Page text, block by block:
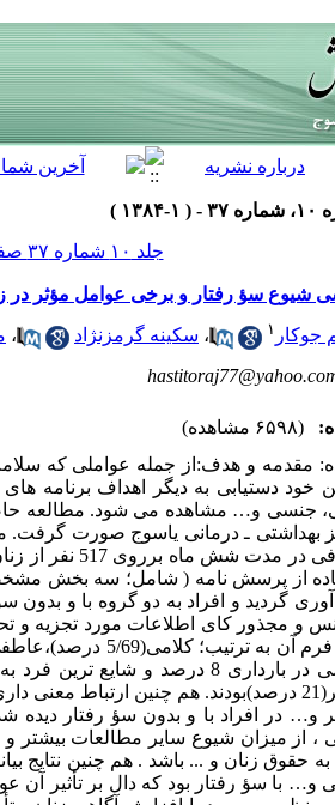
۱۳۸۴ )
جلد ۱۰ شماره ۳۷ صفحات ۸۸-۸۱
شیوع سؤ رفتار و برخی عوامل مؤثر در
جوکار ۱ ، سکینه گرمزنژاد ،
(۶۵۹۸ مشاهده)
مقدمه و هدف:از جمله عواملی که
خود دستیابی به دیگر اهداف برنامه
جنسی و… مشاهده می شود. مطالعه
بهداشتی ـ درمانی یاسوج صورت گرفت.
از پرسش نامه ( شامل؛ سه بخش
جسمی در بارداری 8 درصد و
شوهر(21 درصد)بودند. هم چنین ارتباط
، از میزان شیوع سایر مطالعات
به حقوق زنان و ... باشد . هم چنین نتایج
و… با سؤ رفتار بود که دال بر تأثیر آن